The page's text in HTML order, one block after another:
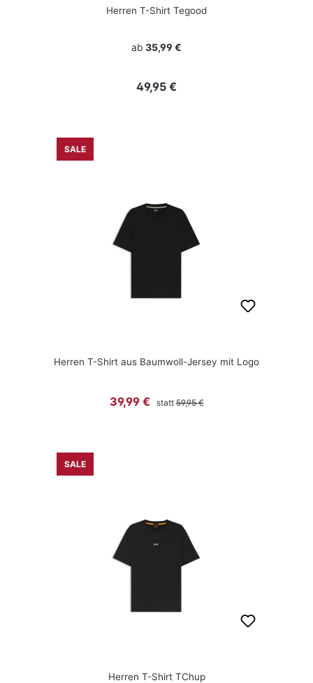
Herren T-Shirt Tegood
ab 35,99 €
Regulärer Preis:
49,95 €
SALE
Herren T-Shirt aus Baumwoll-Jersey mit Logo
Verkaufspreis:
39,99 € stattRegulärer Preis:
59,95 €
SALE
Herren T-Shirt TChup